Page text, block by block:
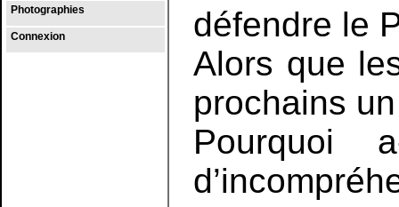
Photographies
Connexion
défendre le
Alors que
prochains
Pourquoi